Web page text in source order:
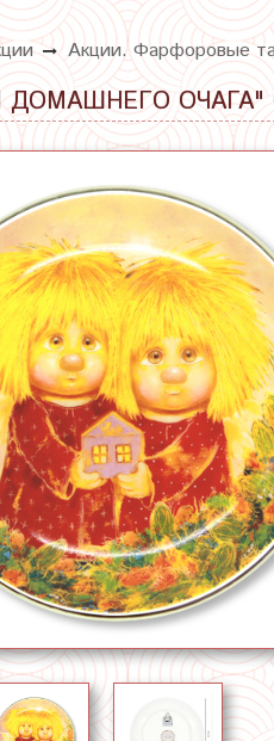
Акции. Фарфоровые
ДОМАШНЕГО ОЧАГА"